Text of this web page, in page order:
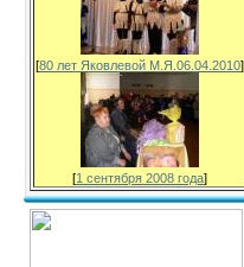
[80 лет Яковлевой М.Я.06.04.2010]
[1 сентября 2008 года]